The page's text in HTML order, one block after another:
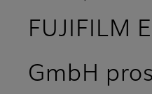
FUJIFILM
GmbH